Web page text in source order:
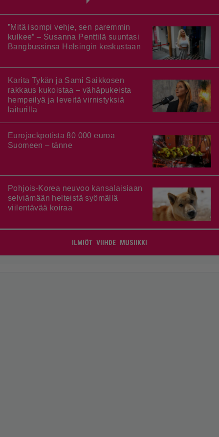
”Mitä isompi vehje, sen paremmin
kulkee” – Susanna Penttilä suuntasi
Bangbussinsa Helsingin keskustaan
Karita Tykän ja Sami Saikkosen
rakkaus kukoistaa – vähäpukeista
hempeilyä ja leveitä virnistyksiä
laiturilla
Eurojackpotista 80 000 euroa
Suomeen – tänne
Pohjois-Korea neuvoo kansalaisiaan
selviämään helteistä syömällä
viilentävää koiraa
ILMIÖT VIIHDE MUSIIKKI